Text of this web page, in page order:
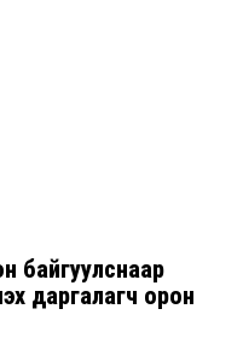
байгуулснаар
даргалагч орон